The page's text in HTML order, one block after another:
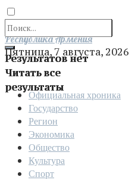
Результатов нет
Читать все
результаты
Отправить
Республика Армения
Пятница, 7 августа, 2026
Официальная хроника
Государство
Регион
Экономика
Общество
Культура
Спорт